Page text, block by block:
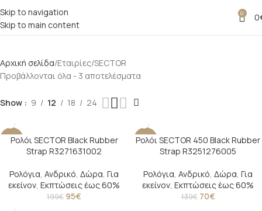
Skip to navigation
Skip to main content
0 0
Αρχική σελίδα Εταιρίες SECTOR
Προβάλλονται όλα - 3 αποτελέσματα
Show 9 12 18 24
-52%
Ρολόι SECTOR Black Rubber
Strap R3271631002
Ρολόγια, Ανδρικό, Δώρα, Για
εκείνον, Εκπτώσεις έως 60%
199€ 95€
-50%
Ρολόι SECTOR 450 Black Rubber
Strap R3251276005
Ρολόγια, Ανδρικό, Δώρα, Για
εκείνον, Εκπτώσεις έως 60%
139€ 70€